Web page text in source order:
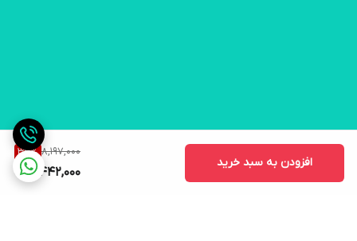
8,197,000
33%
5,442,000
افزودن به سبد خرید